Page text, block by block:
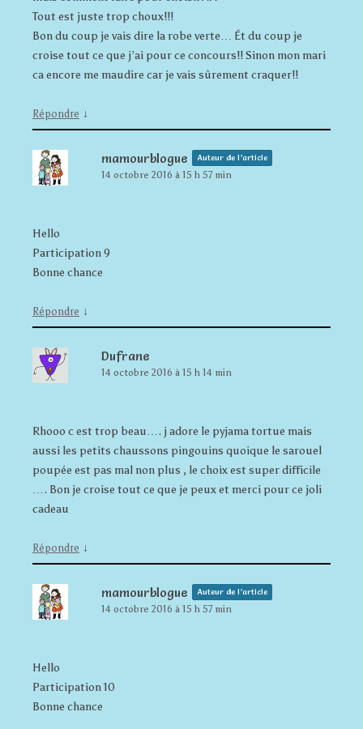
Tout est juste trop choux!!!
Bon du coup je vais dire la robe verte… Ét du coup je
croise tout ce que j’ai pour ce concours!! Sinon mon mari
ca encore me maudire car je vais sûrement craquer!!
Répondre ↓
mamourblogue Auteur de l’article
14 octobre 2016 à 15 h 57 min
Hello
Participation 9
Bonne chance
Répondre ↓
Dufrane
14 octobre 2016 à 15 h 14 min
Rhooo c est trop beau…. j adore le pyjama tortue mais
aussi les petits chaussons pingouins quoique le sarouel
poupée est pas mal non plus , le choix est super difficile
…. Bon je croise tout ce que je peux et merci pour ce joli
cadeau
Répondre ↓
mamourblogue Auteur de l’article
14 octobre 2016 à 15 h 57 min
Hello
Participation 10
Bonne chance